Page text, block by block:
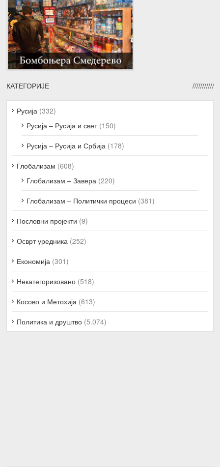
КАТЕГОРИЈЕ
Русија (332)
Русија – Русија и свет(150)
Русија – Русија и Србија (178)
Глобализам (608)
Глобализам – Завера (220)
Глобализам – Политички процеси (381)
Пословни пројекти (9)
Осврт уредника (252)
Економија (301)
Некатегоризовано (518)
Косово и Метохија (613)
Политика и друштво (5.074)